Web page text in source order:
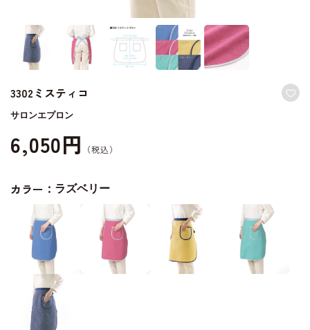
3302ミスティコ
サロンエプロン
6,050円
カラー： ラズベリー